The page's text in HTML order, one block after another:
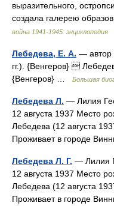
выразительного,
создала галерею
война 1941-1945: энциклопедия
Лебедева, Е. А. — автор
гг.). {Венгеров} 
{Венгеров} …
Большая
Лебедева Л. — Лилия
12 августа 1937 Место
Лебедева (12 августа
Проживает в городе
Лебедева Л. Г. — Лилия
12 августа 1937 Место
Лебедева (12 августа
Проживает в городе